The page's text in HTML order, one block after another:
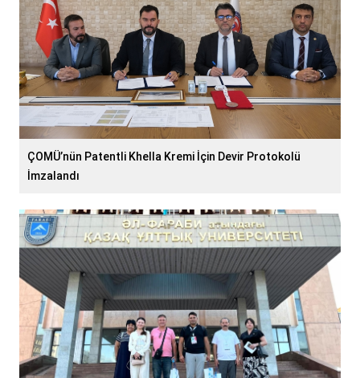
ÇOMÜ’nün Patentli Khella Kremi İçin Devir Protokolü
İmzalandı